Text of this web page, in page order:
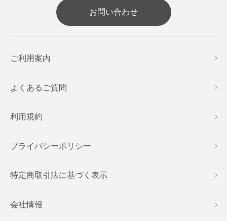
お問い合わせ
ご利用案内
よくあるご質問
利用規約
プライバシーポリシー
特定商取引法に基づく表示
会社情報